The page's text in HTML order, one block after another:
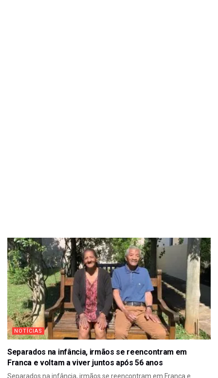
NOTÍCIAS
Separados na infância, irmãos se reencontram em
Franca e voltam a viver juntos após 56 anos
Separados na infância, irmãos se reencontram em Franca e